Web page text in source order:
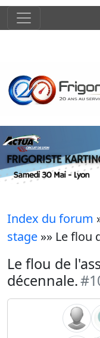
Index du forum
stage »» Le flou
Le flou de
décennale.